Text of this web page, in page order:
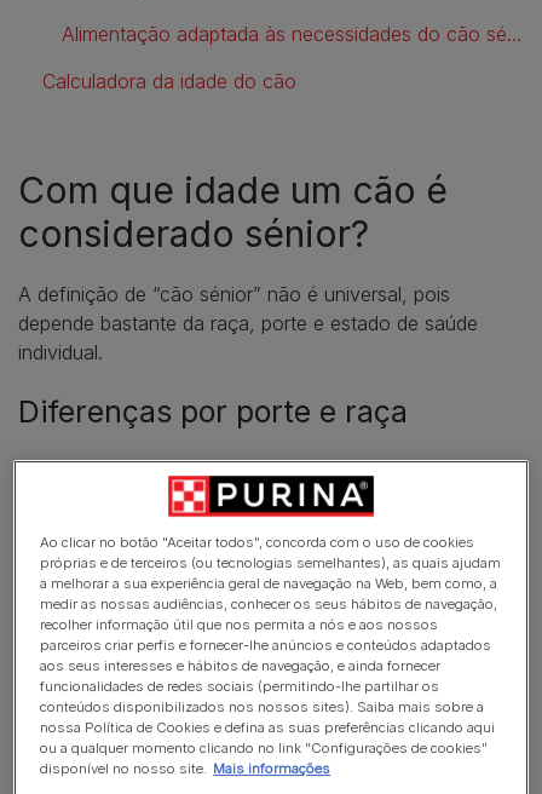
Alimentação adaptada às necessidades do cão sénior
Calculadora da idade do cão
Com que idade um cão é
considerado sénior?
A definição de “cão sénior” não é universal, pois
depende bastante da raça, porte e estado de saúde
individual.
Diferenças por porte e raça
Raças de porte grande: tendem a envelhecer mais
rapidamente. Por exemplo, um cão de raça grande
Raças médias: normalmente entram na fase sénior
por volta dos 8 aos 10 anos.
Raças pequenas ou mini: podem demorar mais, por
vezes atingindo os 10–12 anos ou mais antes de
mostrar sinais claros de senilidade.
Numa abordagem mais fácil, podemos considerar que
Ao clicar no botão "Aceitar todos", concorda com o uso de cookies
próprias e de terceiros (ou tecnologias semelhantes), as quais ajudam
a melhorar a sua experiência geral de navegação na Web, bem como, a
medir as nossas audiências, conhecer os seus hábitos de navegação,
recolher informação útil que nos permita a nós e aos nossos
parceiros criar perfis e fornecer-lhe anúncios e conteúdos adaptados
aos seus interesses e hábitos de navegação, e ainda fornecer
funcionalidades de redes sociais (permitindo-lhe partilhar os
conteúdos disponibilizados nos nossos sites). Saiba mais sobre a
nossa Política de Cookies e defina as suas preferências clicando aqui
ou a qualquer momento clicando no link "Configurações de cookies"
disponível no nosso site. Mais informações